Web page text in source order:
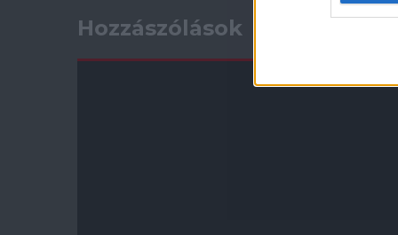
Hozzászólások